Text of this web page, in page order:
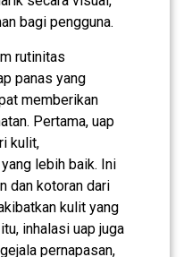
bagi pengguna.
rutinitas
panas yang
memberikan
Pertama, uap
kulit,
lebih baik. Ini
dan kotoran dari
kulit yang
inhalasi uap juga
pernapasan,